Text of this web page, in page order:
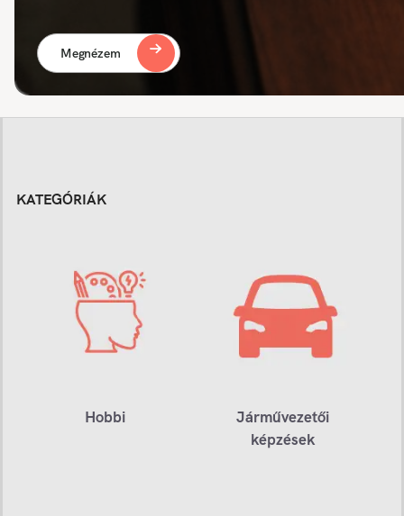
Megnézem
KATEGÓRIÁK
Hobbi
Járművezetői
képzések